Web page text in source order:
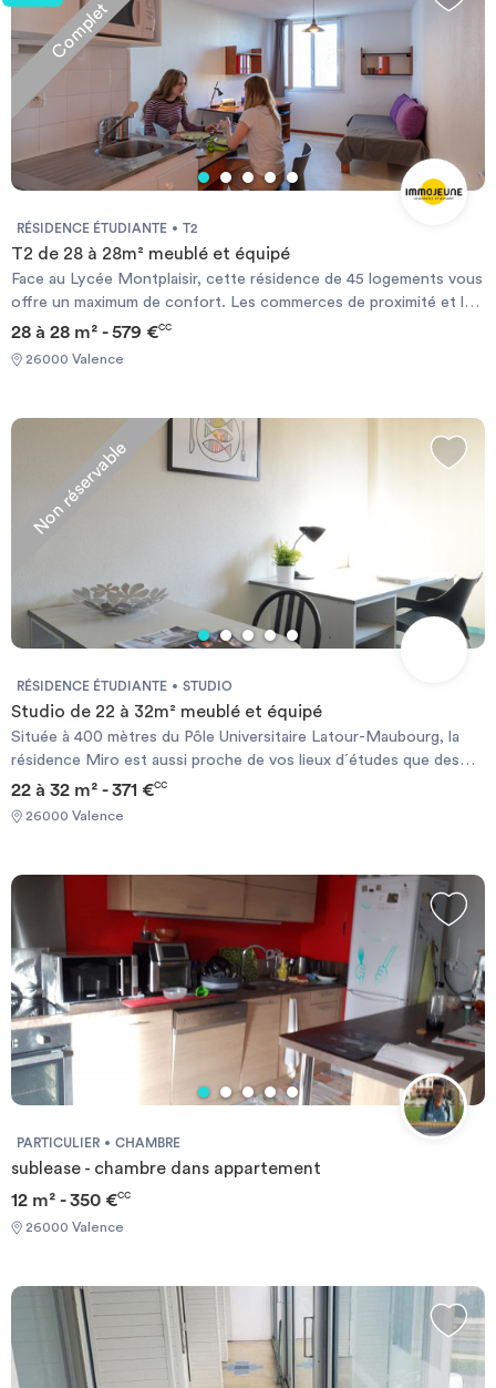
Complet
RÉSIDENCE ÉTUDIANTE T2
T2 de 28 à 28m² meublé et équipé
Face au Lycée Montplaisir, cette résidence de 45 logements vous
offre un maximum de confort. Les commerces de proximité et les
différentes lignes de bus desservant le centre-ville de Valence
sont au pied de la résidence. Le campus universitaire de Briffaut
est également facilement accessible (à quelques minutes en vélo,
individuels.
28 à 28 m² - 579 €CC
26000 Valence
Non réservable
RÉSIDENCE ÉTUDIANTE STUDIO
Studio de 22 à 32m² meublé et équipé
Située à 400 mètres du Pôle Universitaire Latour-Maubourg, la
résidence Miro est aussi proche de vos lieux d´études que des
commerces. Cette résidence vous permet de profiter de tous les
atouts du centre ville et de son animation. Chauffage électrique
22 à 32 m² - 371 €CC
26000 Valence
PARTICULIER CHAMBRE
sublease - chambre dans appartement
12 m² - 350 €CC
26000 Valence